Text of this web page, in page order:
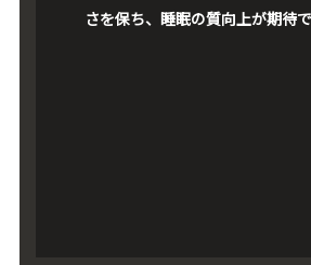
さを保ち、睡眠の質向上が期待で